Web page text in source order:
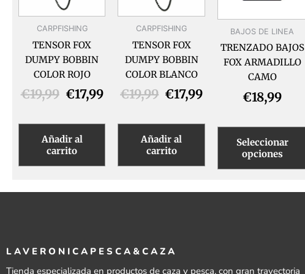
CARPFISHING
TENSOR FOX
DUMPY BOBBIN
COLOR ROJO
€19,99 €17,99
Añadir al
carrito
CARPFISHING
TENSOR FOX
DUMPY BOBBIN
COLOR BLANCO
€19,99 €17,99
Añadir al
carrito
BAJOS DE LINEA
TRENZADO BAJOS
FOX ARMADILLO
CAMO
€18,99
Seleccionar
opciones
LAVERONICAPESCA&CAZA
Tienda especializada en productos de caza y pesca, con gran trayectoria